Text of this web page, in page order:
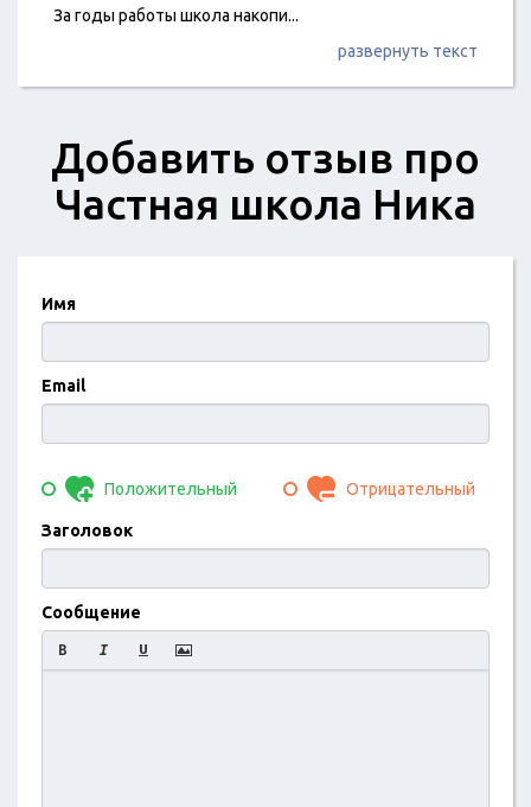
За годы работы школа накопи...
развернуть текст
Добавить отзыв про
Частная школа Ника
Имя
Email
Положительный Отрицательный
Заголовок
Сообщение